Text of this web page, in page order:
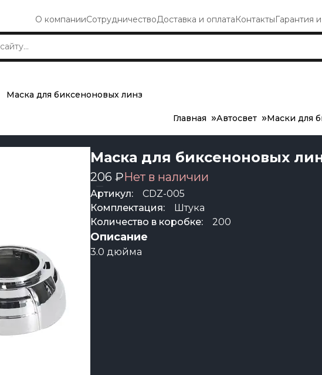
О компанииСотрудничествоДоставка и оплатаКонтактыГарантия
Маска для биксеноновых линз
Главная Автосвет Маски для
Маска для биксеноновых
206 ₽Нет в наличии
Артикул:
CDZ-005
Комплектация:
Штука
Количество в коробке:
200
Описание
3.0 дюйма